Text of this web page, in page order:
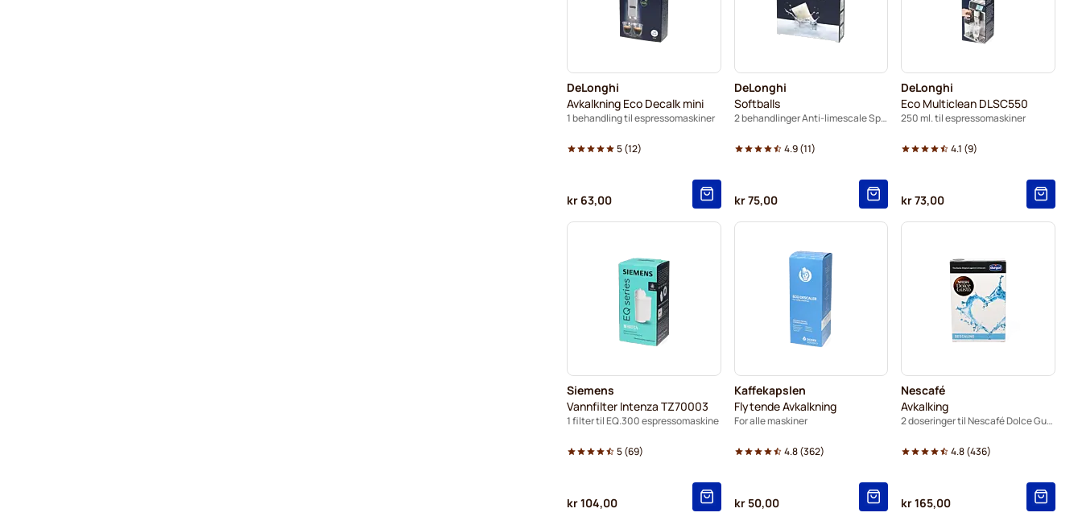
DeLonghi
Avkalkning Eco Decalk mini
1 behandling til espressomaskiner
5(12)
kr 63,00
DeLonghi
Softballs
2 behandlinger Anti-limescale Spheres
4.9(11)
kr 75,00
DeLonghi
Eco Multiclean DLSC550
250 ml. til espressomaskiner
4.1 (9)
kr 73,00
Siemens
Vannfilter Intenza TZ70003
1 filter til EQ.300 espressomaskine
5(69)
kr 104,00
Kaffekapslen
Flytende Avkalkning
For alle maskiner
4.8(362)
kr 50,00
Nescafé
Avkalking
2 doseringer til Nescafé Dolce Gusto
4.8(436)
kr 165,00